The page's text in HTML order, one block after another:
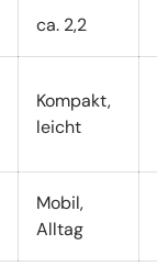
ca. 2,2
Kompakt,
leicht
Mobil,
Alltag